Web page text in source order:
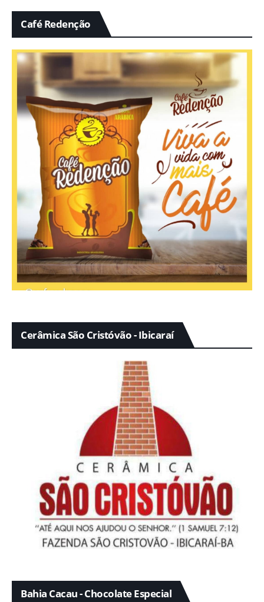
Café Redenção
Cerâmica São Cristóvão - Ibicaraí
Bahia Cacau - Chocolate Especial